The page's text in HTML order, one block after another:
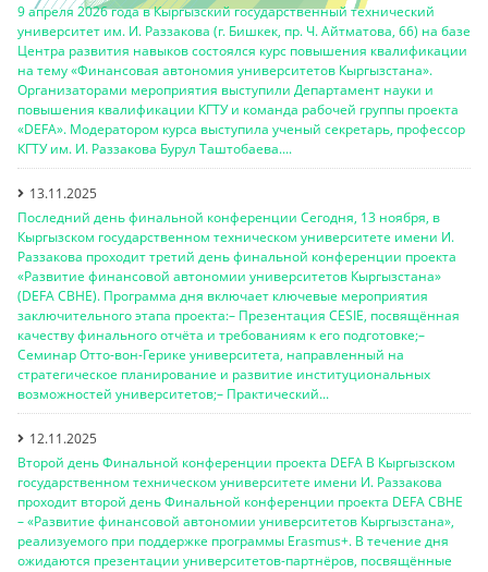
9 апреля 2026 года в Кыргызский государственный технический
университет им. И. Раззакова (г. Бишкек, пр. Ч. Айтматова, 66) на базе
Центра развития навыков состоялся курс повышения квалификации
на тему «Финансовая автономия университетов Кыргызстана».
Организаторами мероприятия выступили Департамент науки и
повышения квалификации КГТУ и команда рабочей группы проекта
«DEFA». Модератором курса выступила ученый секретарь, профессор
КГТУ им. И. Раззакова Бурул Таштобаева....
13.11.2025
Последний день финальной конференции Сегодня, 13 ноября, в
Кыргызском государственном техническом университете имени И.
Раззакова проходит третий день финальной конференции проекта
«Развитие финансовой автономии университетов Кыргызстана»
(DEFA CBHE). Программа дня включает ключевые мероприятия
заключительного этапа проекта:– Презентация CESIE, посвящённая
качеству финального отчёта и требованиям к его подготовке;–
Семинар Отто-вон-Герике университета, направленный на
стратегическое планирование и развитие институциональных
возможностей университетов;– Практический...
12.11.2025
Второй день Финальной конференции проекта DEFA В Кыргызском
государственном техническом университете имени И. Раззакова
проходит второй день Финальной конференции проекта DEFA CBHE
– «Развитие финансовой автономии университетов Кыргызстана»,
реализуемого при поддержке программы Erasmus+. В течение дня
ожидаются презентации университетов-партнёров, посвящённые